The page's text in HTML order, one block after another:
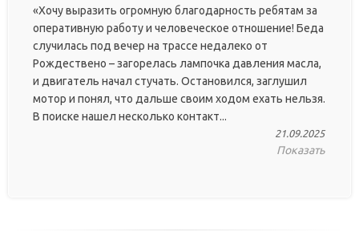
«Хочу выразить огромную благодарность ребятам за
оперативную работу и человеческое отношение! Беда
случилась под вечер на трассе недалеко от
Рождествено – загорелась лампочка давления масла,
и двигатель начал стучать. Остановился, заглушил
мотор и понял, что дальше своим ходом ехать нельзя.
В поиске нашел несколько контакт...
21.09.2025
Показать